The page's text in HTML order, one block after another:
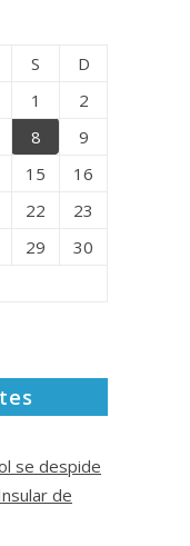
S
D
1
2
8
9
15
16
22
23
29
30
se despide
de